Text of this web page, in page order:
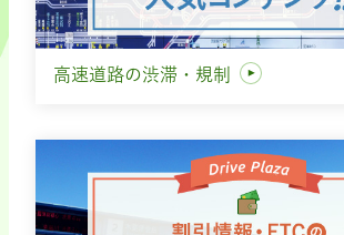
高速道路の渋滞・規制